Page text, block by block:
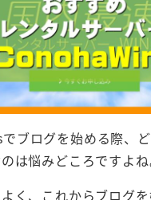
ブログを始める際、
は悩みどころですよね
く、これからブログ